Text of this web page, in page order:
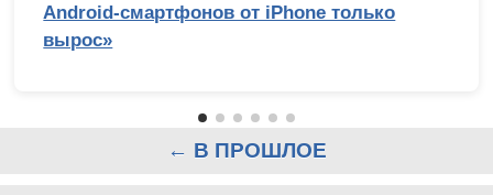
Android-смартфонов от iPhone только
вырос»
← В ПРОШЛОЕ